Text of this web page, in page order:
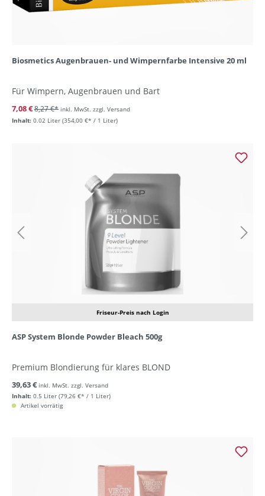
Biosmetics Augenbrauen- und Wimpernfarbe Intensive 20 ml
Für Wimpern, Augenbrauen und Bart
Inhalt: 0.02 Liter (354,00 €* / 1 Liter)
7,08 €8,27 €* inkl. MwSt. zzgl. Versand
Friseur-Preis nach Login
ASP System Blonde Powder Bleach 500g
Premium Blondierung für klares BLOND
Inhalt: 0.5 Liter (79,26 €* / 1 Liter)
39,63 € inkl. MwSt. zzgl. Versand
Artikel vorrätig